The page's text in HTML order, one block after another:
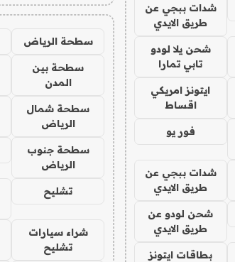
شدات ببجي عن
طريق الايدي
شحن يلا لودو
تابي تمارا
ايتونز امريكي
اقساط
فور يو
شدات ببجي عن
طريق الايدي
شحن لودو عن
طريق الايدي
بطاقات ايتونز
سطحة الرياض
سطحة بين
المدن
سطحة شمال
الرياض
سطحة جنوب
الرياض
تشليح
شراء سيارات
تشليح